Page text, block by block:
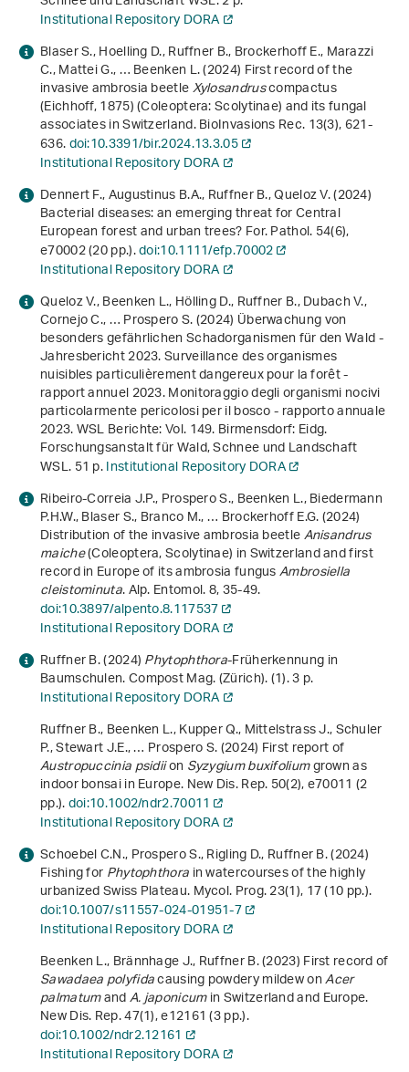
Institutional Repository DORA
Blaser S., Hoelling D., Ruffner B., Brockerhoff E., Marazzi
C., Mattei G., … Beenken L. (2024) First record of the
invasive ambrosia beetleXylosandruscompactus
(Eichhoff, 1875) (Coleoptera: Scolytinae) and its fungal
associates in Switzerland. BioInvasions Rec.13(3), 621-
636.doi:10.3391/bir.2024.13.3.05
Institutional Repository DORA
Dennert F., Augustinus B.A., Ruffner B., Queloz V. (2024)
Bacterial diseases: an emerging threat for Central
European forest and urban trees? For. Pathol.54(6),
e70002 (20 pp.).doi:10.1111/efp.70002
Institutional Repository DORA
Queloz V., Beenken L., Hölling D., Ruffner B., Dubach V.,
Cornejo C., … Prospero S. (2024)Überwachung von
besonders gefährlichen Schadorganismen für den Wald -
Jahresbericht 2023. Surveillance des organismes
nuisibles particulièrement dangereux pour la forêt -
rapport annuel 2023. Monitoraggio degli organismi nocivi
particolarmente pericolosi per il bosco - rapporto annuale
2023. WSL Berichte: Vol. 149. Birmensdorf: Eidg.
Forschungsanstalt für Wald, Schnee und Landschaft
WSL. 51 p.Institutional Repository DORA
Ribeiro-Correia J.P., Prospero S., Beenken L., Biedermann
P.H.W., Blaser S., Branco M., … Brockerhoff E.G. (2024)
Distribution of the invasive ambrosia beetleAnisandrus
maiche(Coleoptera, Scolytinae) in Switzerland and first
record in Europe of its ambrosia fungusAmbrosiella
cleistominuta. Alp. Entomol.8, 35-49.
doi:10.3897/alpento.8.117537
Institutional Repository DORA
Ruffner B. (2024)Phytophthora-Früherkennung in
Baumschulen. Compost Mag. (Zürich). (1). 3 p.
Institutional Repository DORA
Ruffner B., Beenken L., Kupper Q., Mittelstrass J., Schuler
P., Stewart J.E., … Prospero S. (2024) First report of
Austropuccinia psidiionSyzygium buxifoliumgrown as
indoor bonsai in Europe. New Dis. Rep.50(2), e70011 (2
pp.).doi:10.1002/ndr2.70011
Institutional Repository DORA
Schoebel C.N., Prospero S., Rigling D., Ruffner B. (2024)
Fishing forPhytophthorain watercourses of the highly
urbanized Swiss Plateau. Mycol. Prog.23(1), 17 (10 pp.).
doi:10.1007/s11557-024-01951-7
Institutional Repository DORA
Beenken L., Brännhage J., Ruffner B. (2023) First record of
Sawadaea polyfidacausing powdery mildew onAcer
palmatumandA. japonicumin Switzerland and Europe.
New Dis. Rep.47(1), e12161 (3 pp.).
doi:10.1002/ndr2.12161
Institutional Repository DORA